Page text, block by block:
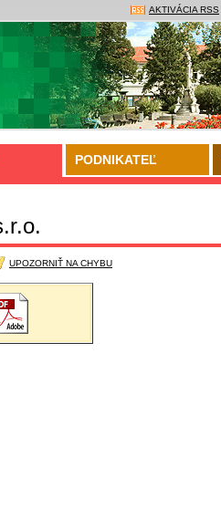
AKTIVÁCIA RSS
PODNIKATEĽ
UPOZORNIŤ NA CHYBU